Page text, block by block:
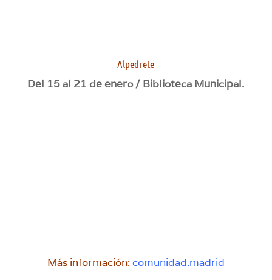
Alpedrete
Del 15 al 21 de enero / Biblioteca Municipal.
Más información:comunidad.madrid